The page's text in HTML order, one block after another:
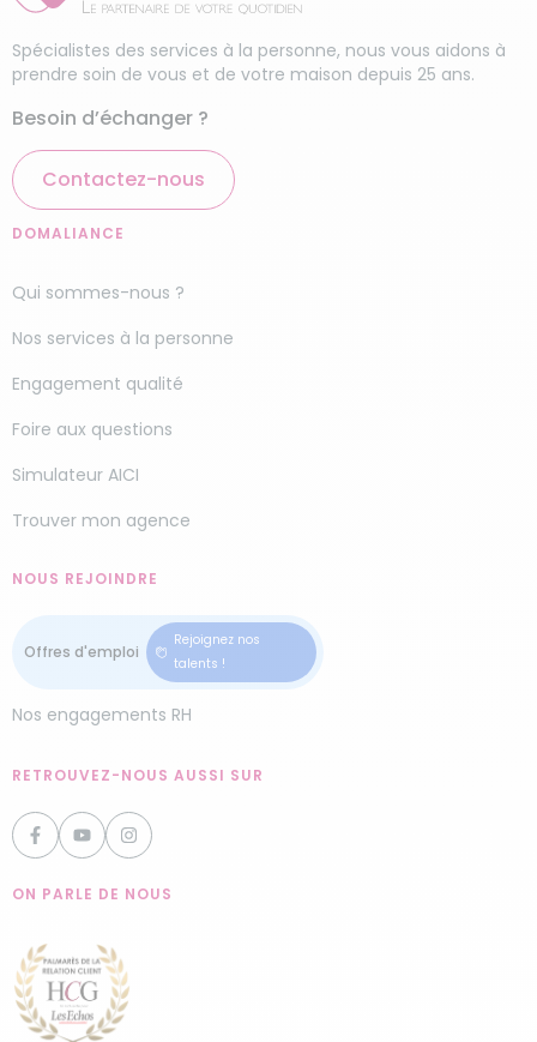
Spécialistes des services à la personne, nous vous aidons à
prendre soin de vous et de votre maison depuis 25 ans.
Besoin d’échanger ?
Contactez-nous
DOMALIANCE
Qui sommes-nous ?
Nos services à la personne
Engagement qualité
Foire aux questions
Simulateur AICI
Trouver mon agence
NOUS REJOINDRE
Rejoignez nos
talents !
Nos engagements RH
RETROUVEZ-NOUS AUSSI SUR
ON PARLE DE NOUS